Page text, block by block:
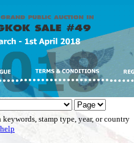
stamp type, year, or country
help